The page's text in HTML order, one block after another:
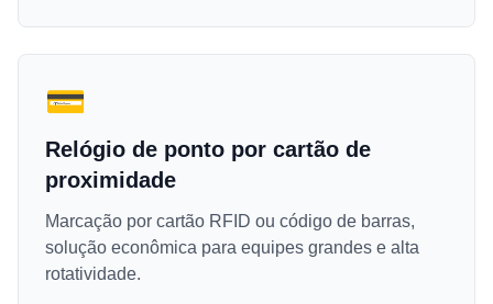
💳
Relógio de ponto por cartão de
proximidade
Marcação por cartão RFID ou código de barras,
solução econômica para equipes grandes e alta
rotatividade.